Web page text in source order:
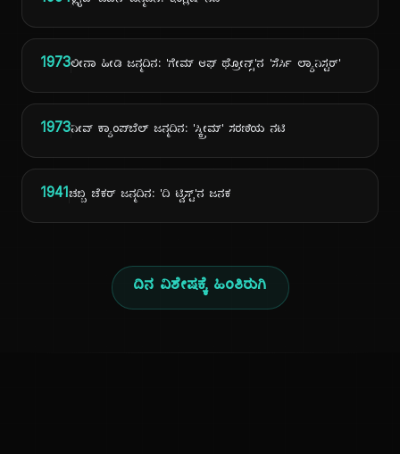
1973ಲೀನಾ ಹೀಡಿ ಜನ್ಮದಿನ: 'ಗೇಮ್ ಆಫ್ ಥ್ರೋನ್ಸ್'ನ 'ಸೆರ್ಸಿ ಲ್ಯಾನಿಸ್ಟರ್'
1973ನೀವ್ ಕ್ಯಾಂಪ್‌ಬೆಲ್ ಜನ್ಮದಿನ: 'ಸ್ಕ್ರೀಮ್' ಸರಣಿಯ ನಟಿ
1941ಚಬ್ಬಿ ಚೆಕರ್ ಜನ್ಮದಿನ: 'ದಿ ಟ್ವಿಸ್ಟ್'ನ ಜನಕ
ದಿನ ವಿಶೇಷಕ್ಕೆ ಹಿಂತಿರುಗಿ